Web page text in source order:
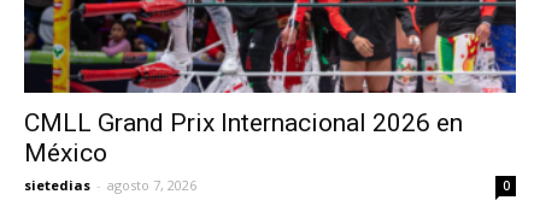
CMLL Grand Prix Internacional 2026 en
México
sietedias - agosto 7, 2026 0